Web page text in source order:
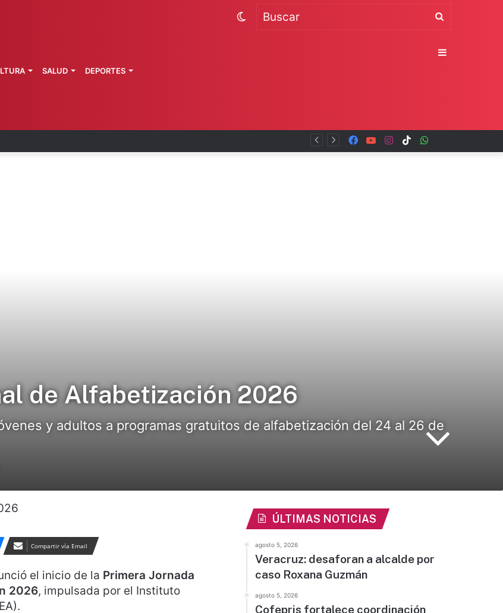
coordinación sanitaria en los estados TikTok
Instagram
YouTube
Facebook
SALUD DEPORTES
Buscar
Switch
Sidebar
de Alfabetización 2026
y adultos a programas gratuitos de alfabetización del 24 al 26 de
Compartir vía Email
el inicio de la Primera Jornada
2026, impulsada por el Instituto
ÚLTIMAS NOTICIAS
agosto 5, 2026
Veracruz: desaforan a alcalde por
caso Roxana Guzmán
agosto 5, 2026
Cofepris fortalece coordinación